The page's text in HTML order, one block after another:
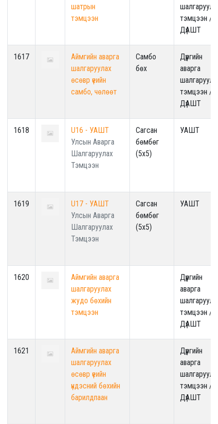
шатрын
тэмцээн
тэмцээн /
ДүАШТ
1617
Аймгийн аварга
шалгаруулах
өсөвр үеийн
самбо, чөлөөт
Самбо
бөх
Дүүргийн
аварга
тэмцээн /
ДүАШТ
1618
U16 - УАШТ
Улсын Аварга
Шалгаруулах
Тэмцээн
Сагсан
бөмбөг
(5x5)
УАШТ
1619
U17 - УАШТ
Улсын Аварга
Шалгаруулах
Тэмцээн
Сагсан
бөмбөг
(5x5)
УАШТ
1620
Аймгийн аварга
шалгаруулах
жудо бөхийн
тэмцээн
Дүүргийн
аварга
тэмцээн /
ДүАШТ
1621
Аймгийн аварга
шалгаруулах
өсөвр үеийн
үндэсний бөхийн
барилдпаан
Дүүргийн
аварга
тэмцээн /
ДүАШТ